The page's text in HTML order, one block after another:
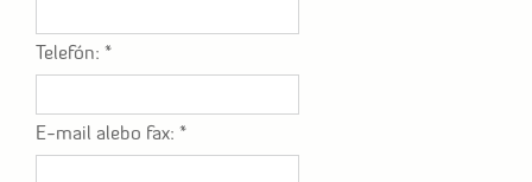
Telefón: *
E-mail alebo fax: *